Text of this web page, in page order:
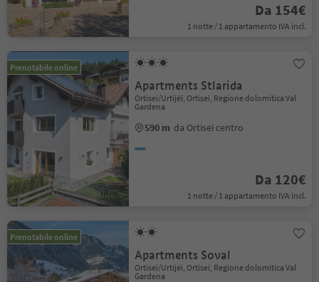
Da 154€
1 notte / 1 appartamento IVA incl.
Prenotabile online
Apartments Stlarida
Ortisei/Urtijëi, Ortisei, Regione dolomitica Val
Gardena
590 m da Ortisei centro
Da 120€
1 notte / 1 appartamento IVA incl.
Prenotabile online
Apartments Soval
Ortisei/Urtijëi, Ortisei, Regione dolomitica Val
Gardena